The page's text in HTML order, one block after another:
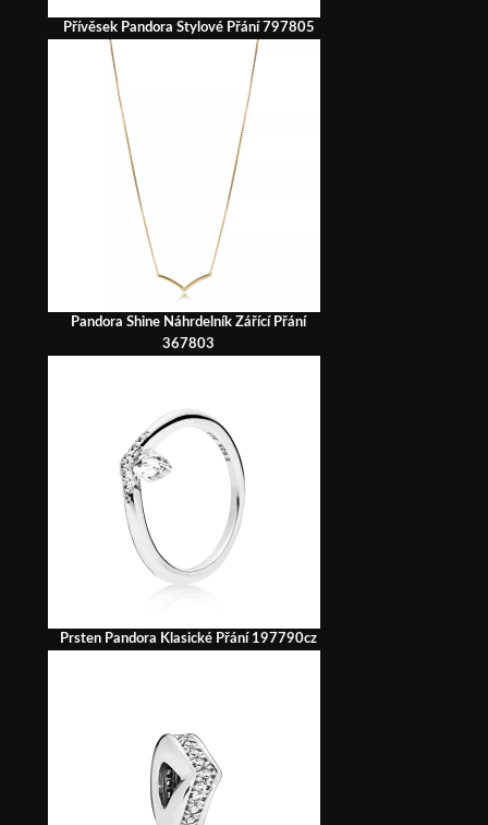
Přívěsek Pandora Stylové Přání 797805
Pandora Shine Náhrdelník Zářící Přání
367803
Prsten Pandora Klasické Přání 197790cz